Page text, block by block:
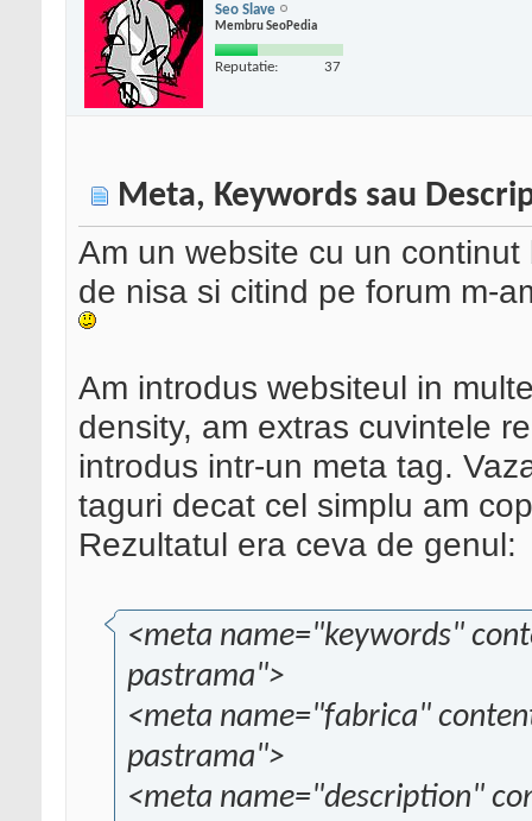
Seo Slave
Membru SeoPedia
Reputatie: 37
Meta, Keywords sau
Am un website cu un
de nisa si citind pe forum m-
Am introdus websiteul in
density, am extras cuvintele
introdus intr-un meta tag.
taguri decat cel simplu am
Rezultatul era ceva de genul:
<meta name="keywords"
pastrama">
<meta name="fabrica"
pastrama">
<meta name="description"